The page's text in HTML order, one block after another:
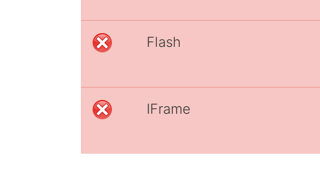
Flash
IFrame